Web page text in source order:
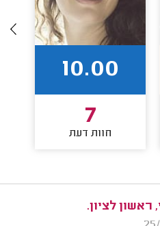
10.00
7
חוות דעת
לציון.